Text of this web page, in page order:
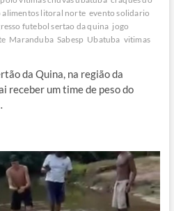
alimentos litoral norte evento solidario
futebol sertao da quina jogo
Maranduba Sabesp Ubatuba vitimas
da Quina, na região da
receber um time de peso do